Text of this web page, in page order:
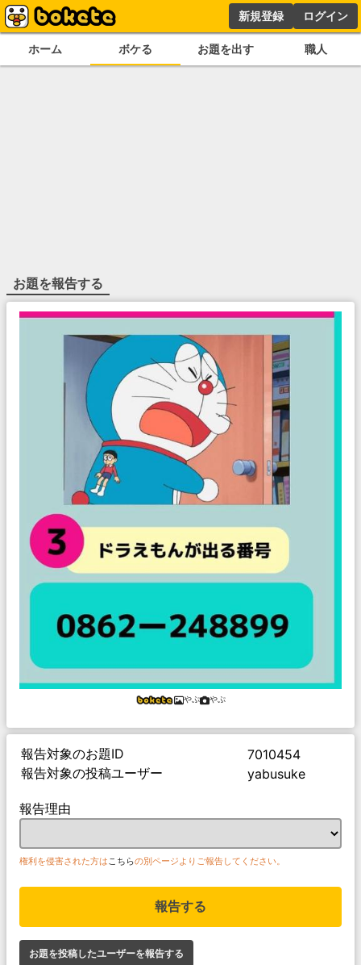
新規登録 ログイン
ホーム ボケる お題を出す 職人
お題を報告する
やぷ やぷ
報告対象のお題ID
7010454
報告対象の投稿ユーザー
yabusuke
報告理由
権利を侵害された方はこちらの別ページよりご報告してください。
報告する
お題を投稿したユーザーを報告する